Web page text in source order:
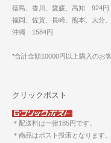
徳島、香川、愛媛、高知 924円
福岡、佐賀、長崎、熊本、大分
沖縄 1584円
*合計金額10000円以上購入のお
クリックポスト
＊配送料は一律185円です。
＊商品はポスト投函となります。